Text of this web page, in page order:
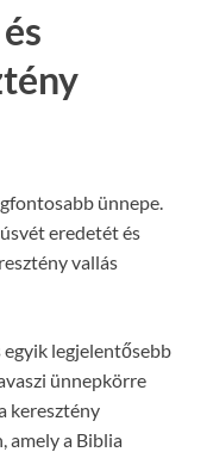
ünnepe.
eredetét és
vallás
egyik legjelentősebb
ünnepkörre
keresztény
amely a Biblia